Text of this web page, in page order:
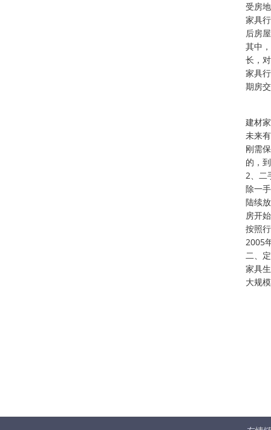
受房
家具
后房
其中
长，
家具
期房
建材
未来
刚需
的，
2、二
除一
陆续
房开
按照
2005
二、
家具
大规